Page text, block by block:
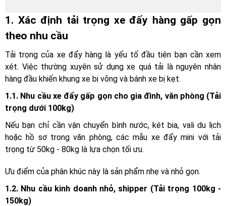
1. Xác định tải trọng xe đẩy hàng gấp gọn
theo nhu cầu
Tải trọng của xe đẩy hàng là yếu tố đầu tiên bạn cần xem
xét. Việc thường xuyên sử dụng xe quá tải là nguyên nhân
hàng đầu khiến khung xe bị võng và bánh xe bị kẹt.
1.1. Nhu cầu xe đẩy gấp gọn cho gia đình, văn phòng (Tải
trọng dưới 100kg)
Nếu bạn chỉ cần vận chuyển bình nước, két bia, vali du lịch
hoặc hồ sơ trong văn phòng, các mẫu xe đẩy mini với tải
trọng từ 50kg - 80kg là lựa chọn tối ưu.
Ưu điểm của phân khúc này là sản phẩm nhẹ và nhỏ gọn.
1.2. Nhu cầu kinh doanh nhỏ, shipper (Tải trọng 100kg -
150kg)